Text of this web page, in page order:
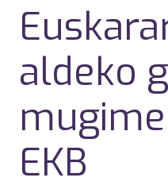
aldeko
EKB